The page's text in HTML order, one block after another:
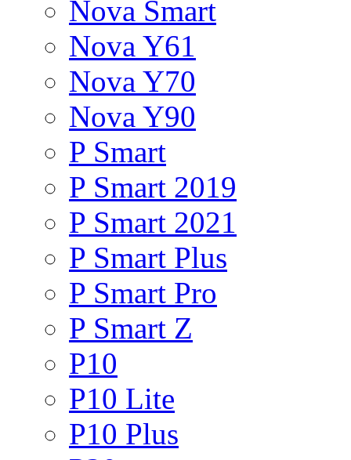
Nova Smart
Nova Y61
Nova Y70
Nova Y90
P Smart
P Smart 2019
P Smart 2021
P Smart Plus
P Smart Pro
P Smart Z
P10
P10 Lite
P10 Plus